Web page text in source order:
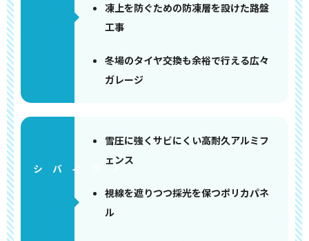
凍上を防ぐための防凍層を設けた路盤
工事
冬場のタイヤ交換も余裕で行える広々
ガレージ
雪圧に強くサビにくい高耐久アルミフ
ェンス
視線を遮りつつ採光を保つポリカパネ
ル